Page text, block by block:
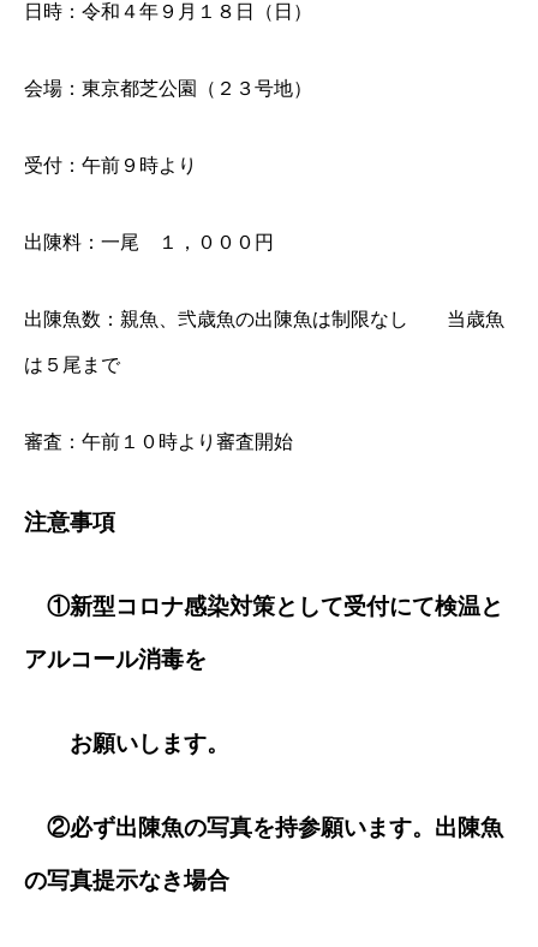
日時：令和４年９月１８日（日）
会場：東京都芝公園（２３号地）
受付：午前９時より
出陳料：一尾 １，０００円
出陳魚数：親魚、弐歳魚の出陳魚は制限なし 当歳魚
は５尾まで
審査：午前１０時より審査開始
注意事項
①新型コロナ感染対策として受付にて検温と
アルコール消毒を
お願いします。
②必ず出陳魚の写真を持参願います。出陳魚
の写真提示なき場合